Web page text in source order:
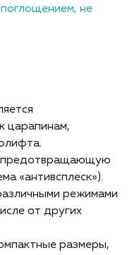
не
царапинам,
предотвращающую
«антивсплеск»).
режимами
от других
размеры,